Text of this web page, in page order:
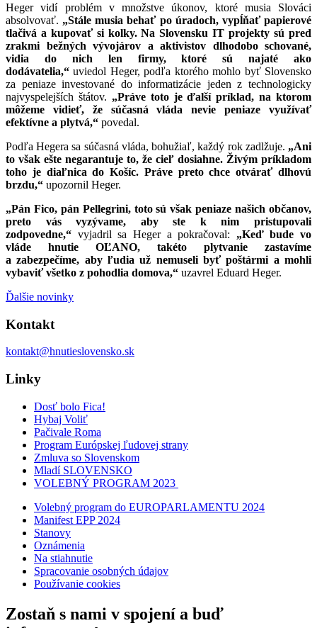
Heger vidí problém v množstve úkonov, ktoré musia Slováci
absolvovať. „Stále musia behať po úradoch, vypĺňať papierové
tlačivá a kupovať si kolky. Na Slovensku IT projekty sú pred
zrakmi bežných vývojárov a aktivistov dlhodobo schované,
vidia do nich len firmy, ktoré sú najaté ako
dodávatelia,“ uviedol Heger, podľa ktorého mohlo byť Slovensko
za peniaze investované do informatizácie jeden z technologicky
najvyspelejších štátov. „Práve toto je ďalší príklad, na ktorom
môžeme vidieť, že súčasná vláda nevie peniaze využívať
efektívne a plytvá,“ povedal.
Podľa Hegera sa súčasná vláda, bohužiaľ, každý rok zadlžuje. „Ani
to však ešte negarantuje to, že cieľ dosiahne. Živým príkladom
toho je diaľnica do Košíc. Práve preto chce otvárať dlhovú
brzdu,“ upozornil Heger.
„Pán Fico, pán Pellegrini, toto sú však peniaze našich občanov,
preto vás vyzývame, aby ste k nim pristupovali
zodpovedne,“ vyjadril sa Heger a pokračoval: „Keď bude vo
vláde hnutie OĽANO, takéto plytvanie zastavíme
a zabezpečíme, aby ľudia už nemuseli byť poštármi a mohli
vybaviť všetko z pohodlia domova,“ uzavrel Eduard Heger.
Ďalšie novinky
Kontakt
kontakt@hnutieslovensko.sk
Linky
Dosť bolo Fica!
Hybaj Voliť
Pačivale Roma
Program Európskej ľudovej strany
Zmluva so Slovenskom
Mladí SLOVENSKO
VOLEBNÝ PROGRAM 2023
Volebný program do EUROPARLAMENTU 2024
Manifest EPP 2024
Stanovy
Oznámenia
Na stiahnutie
Spracovanie osobných údajov
Používanie cookies
Zostaň s nami v spojení a buď